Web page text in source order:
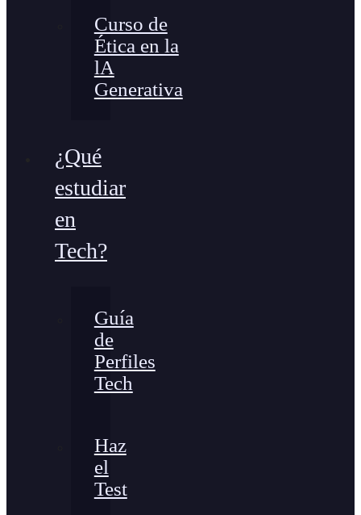
Curso de
Ética en la
lA
Generativa
¿Qué
estudiar
en
Tech?
Guía
de
Perfiles
Tech
Haz
el
Test